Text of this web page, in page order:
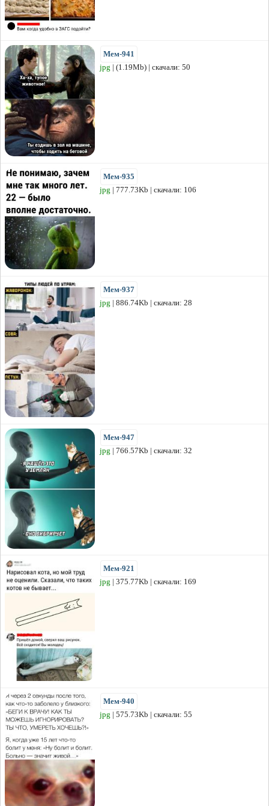
Мем-941
jpg | (1.19Mb) | скачали: 50
Мем-935
jpg | 777.73Kb | скачали: 106
Мем-937
jpg | 886.74Kb | скачали: 28
Мем-947
jpg | 766.57Kb | скачали: 32
Мем-921
jpg | 375.77Kb | скачали: 169
Мем-940
jpg | 575.73Kb | скачали: 55